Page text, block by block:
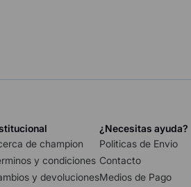
de champion
y condiciones
y devoluciones
¿Necesitas ayuda?
Politicas de Envio
Contacto
Medios de Pago